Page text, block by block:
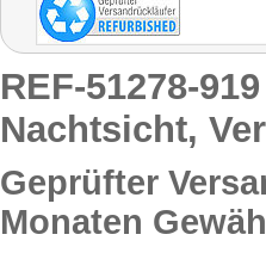
REF-51278-
Nachtsicht,
Geprüfter
Monaten